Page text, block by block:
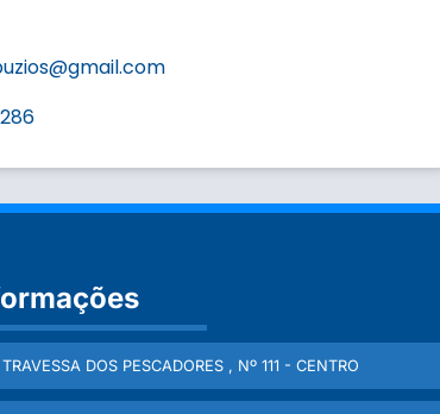
TRAVESSA DOS PESCADORES , Nº 111 - CENTRO